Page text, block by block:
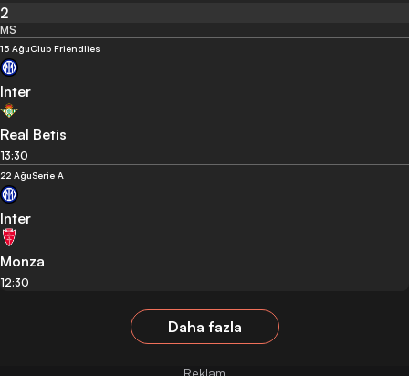
2
MS
15 AğuClub Friendlies
Inter
Real Betis
13:30
22 AğuSerie A
Inter
Monza
12:30
Daha fazla